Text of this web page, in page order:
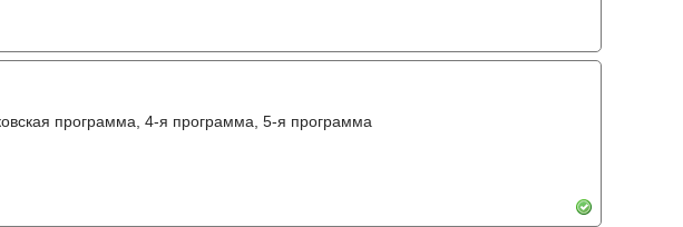
программа, 4-я программа, 5-я программа